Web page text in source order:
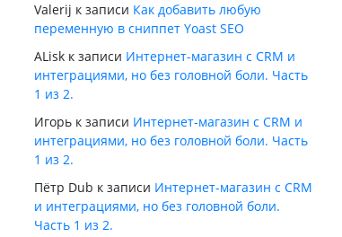
Valerij к записи Как добавить любую
переменную в сниппет Yoast SEO
ALiskк записи Интернет-магазин с CRM и
интеграциями, но без головной боли. Часть
1 из 2.
Игорьк записи Интернет-магазин с CRM и
интеграциями, но без головной боли. Часть
1 из 2.
Пётр Dub к записи Интернет-магазин с CRM
и интеграциями, но без головной боли.
Часть 1 из 2.